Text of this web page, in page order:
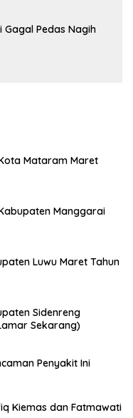
Gagal Pedas Nagih
Mataram Maret
Manggarai
Luwu Maret Tahun
Sidenreng
Sekarang)
Penyakit Ini
Kiemas dan Fatmawati